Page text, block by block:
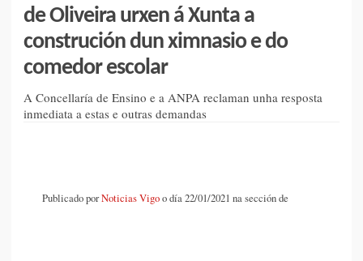
de Oliveira urxen á Xunta a
construción dun ximnasio e do
comedor escolar
A Concellaría de Ensino e a ANPA reclaman unha resposta
inmediata a estas e outras demandas
Publicado porNoticias Vigoo día 22/01/2021 na sección de